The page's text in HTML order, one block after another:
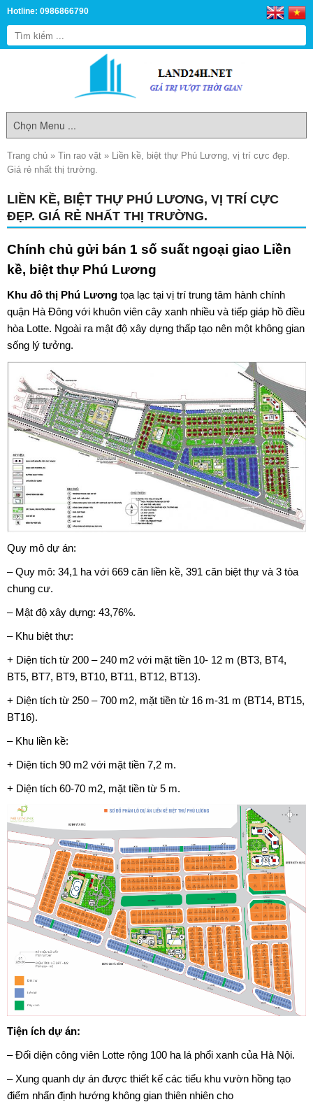
Hotline: 0986866790
Trang chủ » Tin rao vặt » Liền kề, biệt thự Phú Lương, vị trí cực đẹp.
Giá rẻ nhất thị trường.
LIỀN KỀ, BIỆT THỰ PHÚ LƯƠNG, VỊ TRÍ CỰC
ĐẸP. GIÁ RẺ NHẤT THỊ TRƯỜNG.
Chính chủ gửi bán 1 số suất ngoại giao Liền
kề, biệt thự Phú Lương
Khu đô thị Phú Lương tọa lạc tại vị trí trung tâm hành chính
quận Hà Đông với khuôn viên cây xanh nhiều và tiếp giáp hồ điều
hòa Lotte. Ngoài ra mật độ xây dựng thấp tạo nên một không gian
sống lý tưởng.
Quy mô dự án:
– Quy mô: 34,1 ha với 669 căn liền kề, 391 căn biệt thự và 3 tòa
chung cư.
– Mật độ xây dựng: 43,76%.
– Khu biệt thự:
+ Diện tích từ 200 – 240 m2 với mặt tiền 10- 12 m (BT3, BT4,
BT5, BT7, BT9, BT10, BT11, BT12, BT13).
+ Diện tích từ 250 – 700 m2, mặt tiền từ 16 m-31 m (BT14, BT15,
BT16).
– Khu liền kề:
+ Diện tích 90 m2 với mặt tiền 7,2 m.
+ Diện tích 60-70 m2, mặt tiền từ 5 m.
Tiện ích dự án:
– Đối diện công viên Lotte rộng 100 ha lá phổi xanh của Hà Nội.
– Xung quanh dự án được thiết kế các tiểu khu vườn hồng tạo
điểm nhấn định hướng không gian thiên nhiên cho